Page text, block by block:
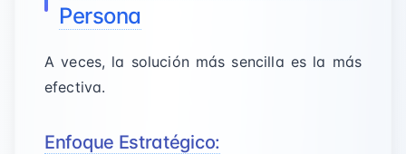
Persona
A veces, la solución más sencilla es la más
efectiva.
Enfoque Estratégico: